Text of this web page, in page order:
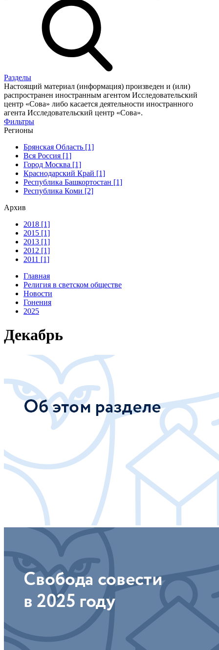
Разделы
Настоящий материал (информация) произведен и (или)
распространен иностранным агентом Исследовательский
центр «Сова» либо касается деятельности иностранного
агента Исследовательский центр «Сова».
Фильтры
Регионы
Брянская Область [1]
Вся Россия [1]
Город Москва [1]
Краснодарский Край [1]
Республика Башкортостан [1]
Республика Коми [2]
Архив
2018 [1]
2015 [1]
2013 [1]
2012 [1]
2011 [1]
Главная
Религия в светском обществе
Новости
Гонения
2025
Декабрь